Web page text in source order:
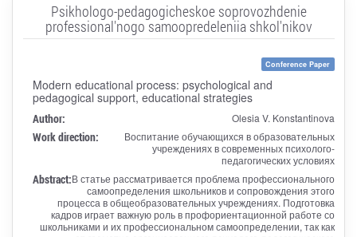
Psikhologo-pedagogicheskoe soprovozhdenie
professional'nogo samoopredeleniia shkol'nikov
Conference Paper
Modern educational process: psychological and
pedagogical support, educational strategies
Author: Olesia V. Konstantinova
Work direction:
Воспитание обучающихся в образовательных
учреждениях в современных психолого-
педагогических условиях
Abstract:В статье рассматривается проблема профессионального
самоопределения школьников и сопровождения этого
процесса в общеобразовательных учреждениях. Подготовка
кадров играет важную роль в профориентационной работе со
школьниками и их профессиональном самоопределении, так как